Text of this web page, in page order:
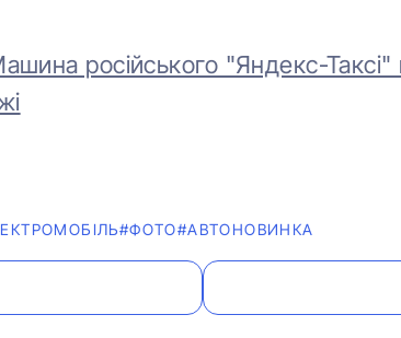
російського "Яндекс-Таксі"
#ФОТО#АВТОНОВИНКА